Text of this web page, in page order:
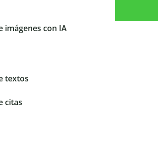
imágenes con IA
textos
citas